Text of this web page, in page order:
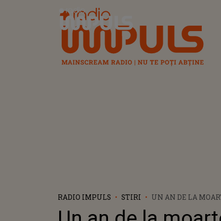
Radio Impuls
RADIO IMPULS STIRI
UN AN DE LA
CHARLES A